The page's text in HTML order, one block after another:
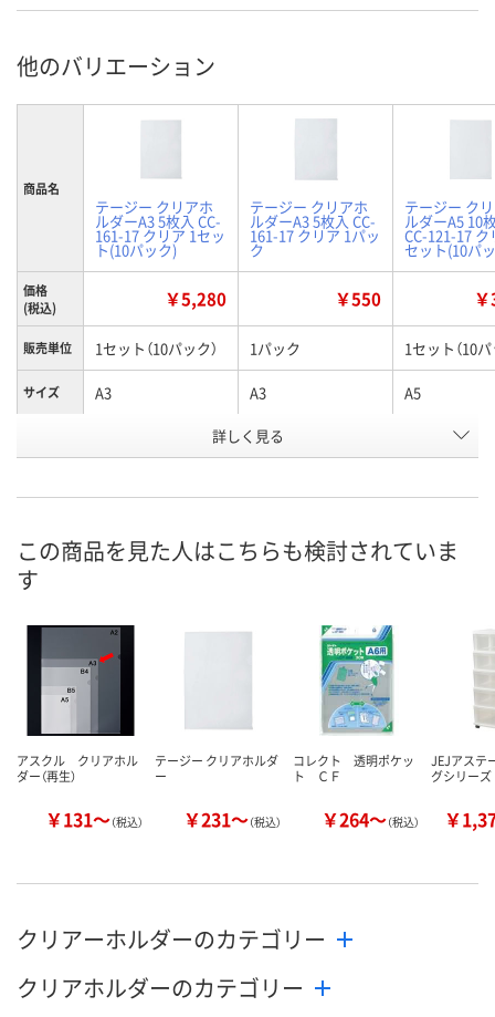
他のバリエーション
商品名
テージー クリアホ
ルダーA3 5枚入 CC-
161-17 クリア 1セッ
ト(10パック)
テージー クリアホ
ルダーA3 5枚入 CC-
161-17 クリア 1パッ
ク
テージー ク
ルダーA5 10
CC-121-17 ク
セット(10パ
価格
(税込)
￥5,280 ￥550
販売単位 1セット（10パック） 1パック 1セット（10パ
サイズ A3 A3 A5
●規格：Ａ３判●外
寸：縦４３０×横３
厚：０．３ｍｍ●材
●規格：Ａ３判●外
寸：縦４３０×横３
厚：０．３ｍｍ●材
●規格：Ａ５
寸：縦２２０
厚：０．２ｍ
お申込番
号
WW47495
お届け日 8月9日（日） 8月9日（日） 8月9日（日）
数量
カゴへ
数量
カゴへ
数量
カ
詳しく見る
この商品を見た人はこちらも検討されていま
す
アスクル クリアホル
ダー（再生）
￥131～（税込）
テージー クリアホルダ
ー
￥231～（税込）
コレクト 透明ポケッ
ト ＣＦ
￥264～（税込）
JEJアステ
グシリーズ
￥
クリアーホルダーのカテゴリー
クリアホルダーのカテゴリー